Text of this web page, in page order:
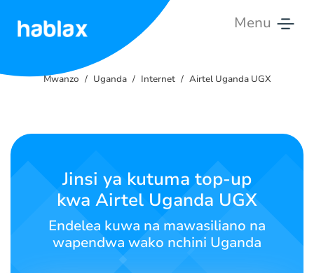
Menu
Viwango
Wasiliana
Kiswahili
Mwanzo Uganda Internet Airtel Uganda UGX
Jinsi ya kutuma top-up
kwa Airtel Uganda UGX
Endelea kuwa na mawasiliano na
wapendwa wako nchini Uganda